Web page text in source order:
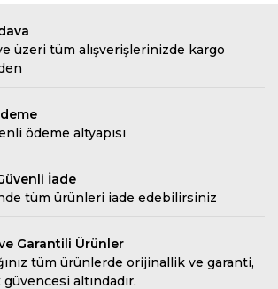
üzeri tüm alışverişlerinizde kargo
ödeme altyapısı
İade
tüm ürünleri iade edebilirsiniz
Garantili Ürünler
tüm ürünlerde orijinallik ve garanti,
altındadır.